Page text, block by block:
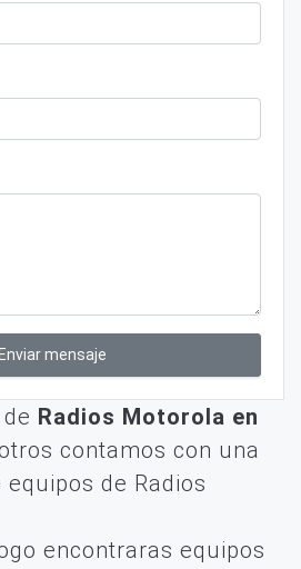
Enviar mensaje
Radios Motorola en
contamos con una
de Radios
encontraras equipos